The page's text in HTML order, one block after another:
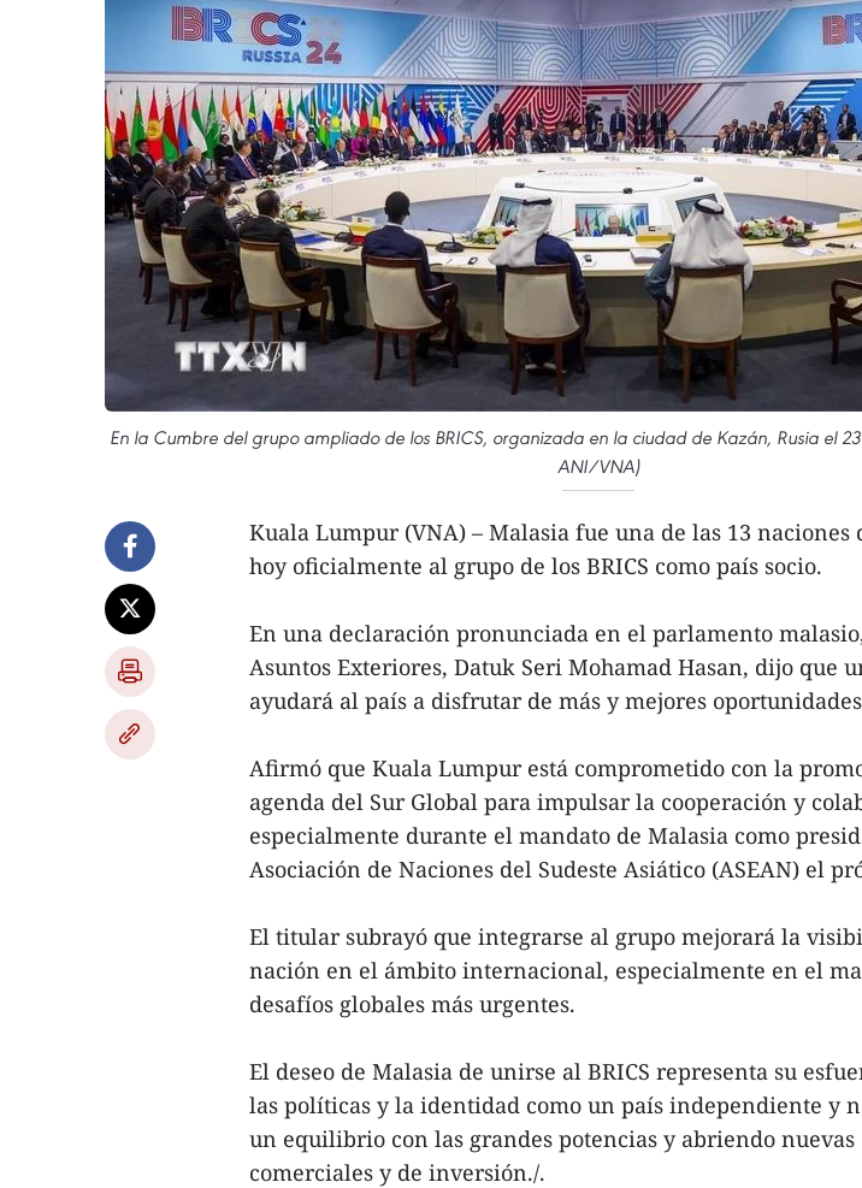
En la Cumbre del grupo ampliado de los BRICS, organizada en la ciudad de Kazán, Rusia el
ANI/VNA)
Kuala Lumpur (VNA) – Malasia fue una de las 13 naciones
hoy oficialmente al grupo de los BRICS como país socio.
En una declaración pronunciada en el parlamento
Asuntos Exteriores, Datuk Seri Mohamad Hasan, dijo que
ayudará al país a disfrutar de más y mejores
Afirmó que Kuala Lumpur está comprometido con la
agenda del Sur Global para impulsar la cooperación y
especialmente durante el mandato de Malasia como
Asociación de Naciones del Sudeste Asiático (ASEAN) el
El titular subrayó que integrarse al grupo mejorará la
nación en el ámbito internacional, especialmente en el
desafíos globales más urgentes.
El deseo de Malasia de unirse al BRICS representa su
las políticas y la identidad como un país independiente y
un equilibrio con las grandes potencias y abriendo
comerciales y de inversión./.